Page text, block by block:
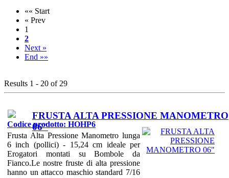
«« Start
« Prev
1
2
Next »
End »»
Results 1 - 20 of 29
FRUSTA ALTA PRESSIONE MANOMETRO
06"
Codice prodotto: HOHP6
Frusta Alta Pressione Manometro lunga
6 inch (pollici) - 15,24 cm ideale per
Erogatori montati su Bombole da
Fianco.Le nostre fruste di alta pressione
hanno un attacco maschio standard 7/16